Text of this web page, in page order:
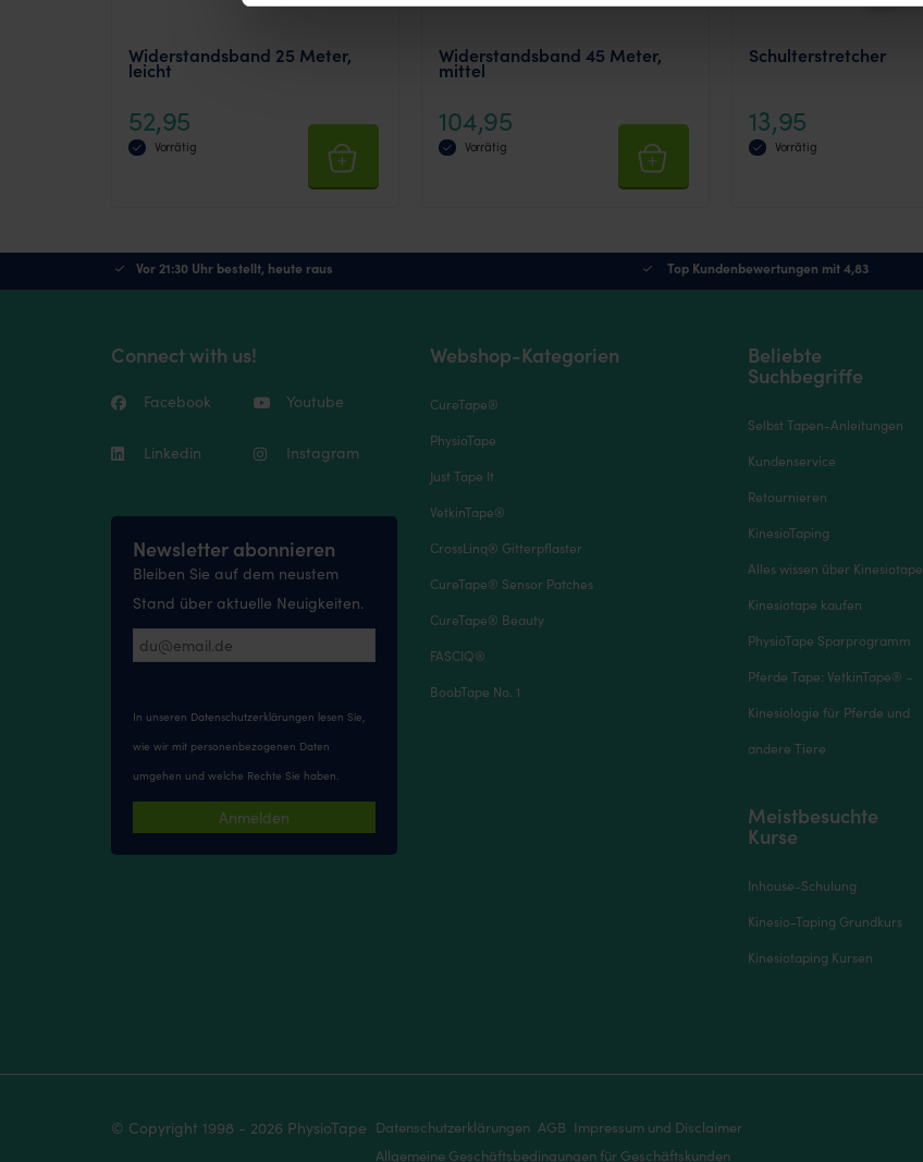
Widerstandsband 25 Meter,
leicht
52,95
Vorrätig
Widerstandsband 45 Meter,
mittel
104,95
Vorrätig
Schulterstretcher
13,95
Vorrätig
Vor 21:30 Uhr bestellt, heute raus Top Kundenbewertungen mit 4,83
Connect with us!
Facebook Youtube
Linkedin Instagram
Newsletter abonnieren
Bleiben Sie auf dem neustem
Stand über aktuelle Neuigkeiten.
In unseren Datenschutzerklärungen lesen Sie,
wie wir mit personenbezogenen Daten
umgehen und welche Rechte Sie haben.
Anmelden
Webshop-Kategorien
CureTape®
PhysioTape
Just Tape It
VetkinTape®
CrossLinq® Gitterpflaster
CureTape® Sensor Patches
CureTape® Beauty
FASCIQ®
BoobTape No. 1
Beliebte
Suchbegriffe
Selbst Tapen-Anleitungen
Kundenservice
Retournieren
KinesioTaping
Alles wissen über Kinesiotape
Kinesiotape kaufen
PhysioTape Sparprogramm
Pferde Tape: VetkinTape® –
Kinesiologie für Pferde und
andere Tiere
Meistbesuchte
Kurse
Inhouse-Schulung
Kinesio-Taping Grundkurs
Kinesiotaping Kursen
© Copyright 1998 - 2026 PhysioTape Datenschutzerklärungen AGB Impressum und Disclaimer
Allgemeine Geschäftsbedingungen für Geschäftskunden